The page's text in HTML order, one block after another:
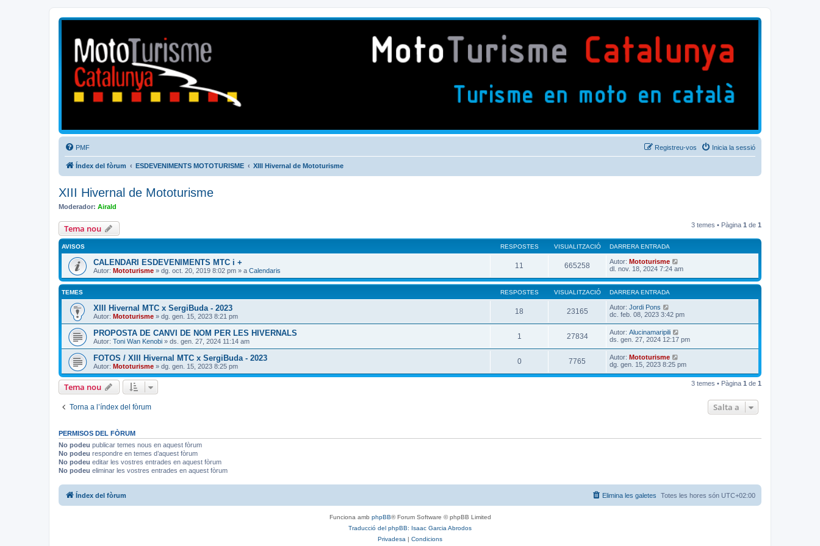
Mototurisme
Turisme en moto en català
PMF Inicia la sessió
Registreu-vos
Índex del fòrum ESDEVENIMENTS MOTOTURISME XIII Hivernal de Mototurisme
XIII Hivernal de Mototurisme
Moderador: Airald
Tema nou 3 temes • Pàgina 1 de 1
AVISOS RESPOSTES VISUALITZACIÓ DARRERA ENTRADA
CALENDARI ESDEVENIMENTS MTC i +
Autor: Mototurisme » dg. oct. 20, 2019 8:02 pm » a Calendaris
11 665258 Autor: Mototurisme
dl. nov. 18, 2024 7:24 am
TEMES RESPOSTES VISUALITZACIÓ DARRERA ENTRADA
XIII Hivernal MTC x SergiBuda - 2023
Autor: Mototurisme » dg. gen. 15, 2023 8:21 pm
18 23165 Autor: Jordi Pons
dc. feb. 08, 2023 3:42 pm
PROPOSTA DE CANVI DE NOM PER LES HIVERNALS
Autor: Toni Wan Kenobi » ds. gen. 27, 2024 11:14 am
1 27834 Autor: Alucinamaripili
ds. gen. 27, 2024 12:17 pm
FOTOS / XIII Hivernal MTC x SergiBuda - 2023
Autor: Mototurisme » dg. gen. 15, 2023 8:25 pm
0 7765 Autor: Mototurisme
dg. gen. 15, 2023 8:25 pm
Tema nou 3 temes • Pàgina 1 de 1
Torna a l’índex del fòrum Salta a
PERMISOS DEL FÒRUM
No podeu publicar temes nous en aquest fòrum
No podeu respondre en temes d’aquest fòrum
No podeu editar les vostres entrades en aquest fòrum
No podeu eliminar les vostres entrades en aquest fòrum
Índex del fòrum Totes les hores són UTC+02:00
Elimina les galetes
Funciona amb phpBB® Forum Software © phpBB Limited
Traducció del phpBB: Isaac Garcia Abrodos
Privadesa | Condicions